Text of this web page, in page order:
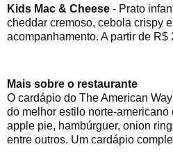
Kids Mac & Cheese - Prato
cheddar cremoso, cebola crispy
acompanhamento. A partir de R$
Mais sobre o restaurante
O cardápio do The American
do melhor estilo norte-americano
apple pie, hambúrguer, onion
entre outros. Um cardápio